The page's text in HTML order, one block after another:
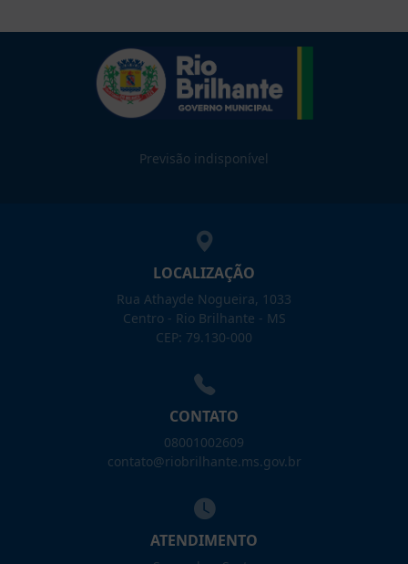
Previsão indisponível
LOCALIZAÇÃO
Rua Athayde Nogueira, 1033
Centro - Rio Brilhante - MS
CEP: 79.130-000
CONTATO
08001002609
contato@riobrilhante.ms.gov.br
ATENDIMENTO